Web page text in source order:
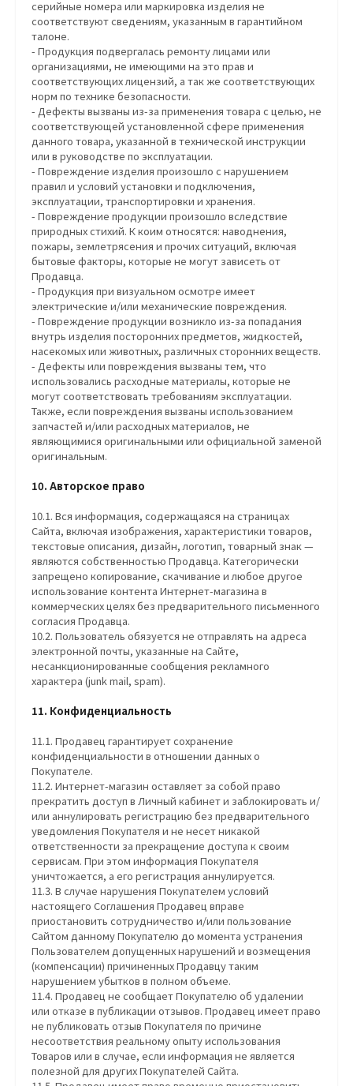
серийные номера или маркировка изделия не
соответствуют сведениям, указанным в гарантийном
талоне.
- Продукция подвергалась ремонту лицами или
организациями, не имеющими на это прав и
соответствующих лицензий, а так же соответствующих
норм по технике безопасности.
- Дефекты вызваны из-за применения товара с целью, не
соответствующей установленной сфере применения
данного товара, указанной в технической инструкции
или в руководстве по эксплуатации.
- Повреждение изделия произошло с нарушением
правил и условий установки и подключения,
эксплуатации, транспортировки и хранения.
- Повреждение продукции произошло вследствие
природных стихий. К коим относятся: наводнения,
пожары, землетрясения и прочих ситуаций, включая
бытовые факторы, которые не могут зависеть от
Продавца.
- Продукция при визуальном осмотре имеет
электрические и/или механические повреждения.
- Повреждение продукции возникло из-за попадания
внутрь изделия посторонних предметов, жидкостей,
насекомых или животных, различных сторонних веществ.
- Дефекты или повреждения вызваны тем, что
использовались расходные материалы, которые не
могут соответствовать требованиям эксплуатации.
Также, если повреждения вызваны использованием
запчастей и/или расходных материалов, не
являющимися оригинальными или официальной заменой
оригинальным.
10. Авторское право
10.1. Вся информация, содержащаяся на страницах
Сайта, включая изображения, характеристики товаров,
текстовые описания, дизайн, логотип, товарный знак —
являются собственностью Продавца. Категорически
запрещено копирование, скачивание и любое другое
использование контента Интернет-магазина в
коммерческих целях без предварительного письменного
согласия Продавца.
10.2. Пользователь обязуется не отправлять на адреса
электронной почты, указанные на Сайте,
несанкционированные сообщения рекламного
характера (junk mail, spam).
11. Конфиденциальность
11.1. Продавец гарантирует сохранение
конфиденциальности в отношении данных о
Покупателе.
11.2. Интернет-магазин оставляет за собой право
прекратить доступ в Личный кабинет и заблокировать и/
или аннулировать регистрацию без предварительного
уведомления Покупателя и не несет никакой
ответственности за прекращение доступа к своим
сервисам. При этом информация Покупателя
уничтожается, а его регистрация аннулируется.
11.3. В случае нарушения Покупателем условий
настоящего Соглашения Продавец вправе
приостановить сотрудничество и/или пользование
Сайтом данному Покупателю до момента устранения
Пользователем допущенных нарушений и возмещения
(компенсации) причиненных Продавцу таким
нарушением убытков в полном объеме.
11.4. Продавец не сообщает Покупателю об удалении
или отказе в публикации отзывов. Продавец имеет право
не публиковать отзыв Покупателя по причине
несоответствия реальному опыту использования
Товаров или в случае, если информация не является
полезной для других Покупателей Сайта.